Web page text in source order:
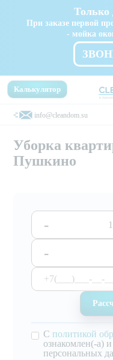
Только
При заказе первой
- мойка
info@cleandom.su
Калькулятор
Уборка
Пушкино
-
-
С политикой
ознакомлен(-а)
персональных